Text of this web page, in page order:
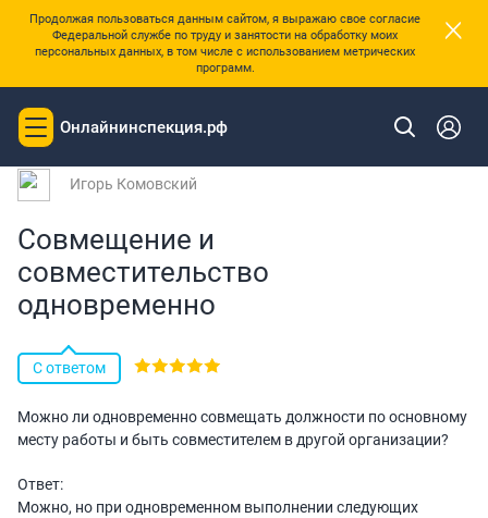
Продолжая пользоваться данным сайтом, я выражаю свое согласие
Федеральной службе по труду и занятости на обработку моих
персональных данных, в том числе с использованием метрических
программ.
×
Toggle
navigation
Онлайнинспекция.рф
Главная
Игорь Комовский
Совмещение и
совместительство
одновременно
С ответом
Можно ли одновременно совмещать должности по основному
месту работы и быть совместителем в другой организации?
Ответ:
Можно, но при одновременном выполнении следующих